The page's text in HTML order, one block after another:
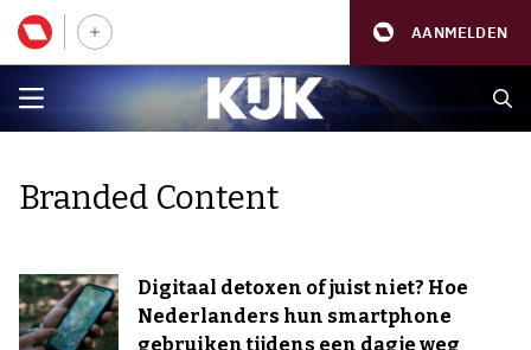
AANMELDEN
Branded Content
Digitaal detoxen of juist niet? Hoe
Nederlanders hun smartphone
gebruiken tijdens een dagje weg